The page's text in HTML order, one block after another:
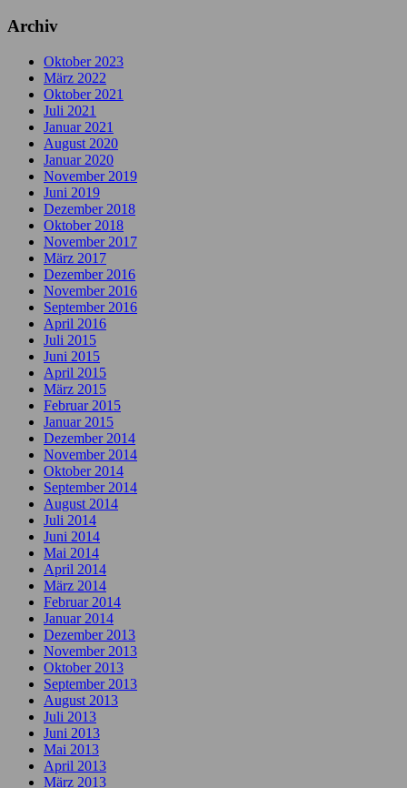
Archiv
Oktober 2023
März 2022
Oktober 2021
Juli 2021
Januar 2021
August 2020
Januar 2020
November 2019
Juni 2019
Dezember 2018
Oktober 2018
November 2017
März 2017
Dezember 2016
November 2016
September 2016
April 2016
Juli 2015
Juni 2015
April 2015
März 2015
Februar 2015
Januar 2015
Dezember 2014
November 2014
Oktober 2014
September 2014
August 2014
Juli 2014
Juni 2014
Mai 2014
April 2014
März 2014
Februar 2014
Januar 2014
Dezember 2013
November 2013
Oktober 2013
September 2013
August 2013
Juli 2013
Juni 2013
Mai 2013
April 2013
März 2013